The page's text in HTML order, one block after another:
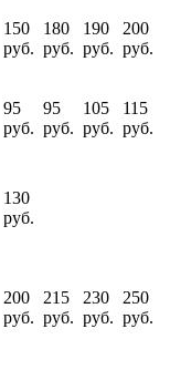
150
руб.
180
руб.
190
руб.
200
руб.
95
руб.
95
руб.
105
руб.
115
руб.
130
руб.
200
руб.
215
руб.
230
руб.
250
руб.